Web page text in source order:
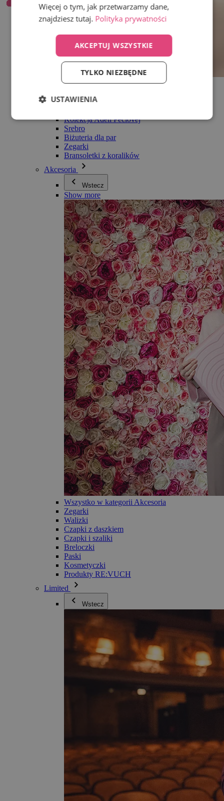
Wszystko w kategorii Biżuteria
Bransoletki
Kolekcja Adéli Pečlovej
Srebro
Biżuteria dla par
Zegarki
Bransoletki z koralików
Akcesoria
Wstecz
Show more
Wszystko w kategorii Akcesoria
Zegarki
Walizki
Czapki z daszkiem
Czapki i szaliki
Breloczki
Paski
Kosmetyczki
Produkty RE:VUCH
Limited
Wstecz
Więcej o tym, jak przetwarzamy dane,
znajdziesz tutaj. Polityka prywatności
AKCEPTUJ WSZYSTKIE
TYLKO NIEZBĘDNE
USTAWIENIA